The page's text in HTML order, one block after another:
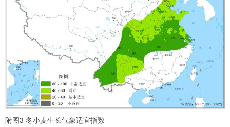
附图3 冬小麦生长气象适宜指数